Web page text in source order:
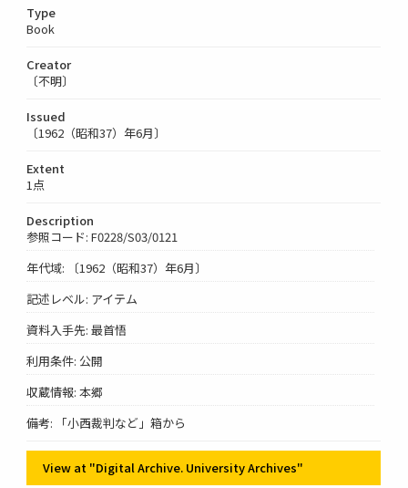
Type
Book
Creator
〔不明〕
Issued
〔1962（昭和37）年6月〕
Extent
1点
Description
参照コード: F0228/S03/0121
年代域: 〔1962（昭和37）年6月〕
記述レベル: アイテム
資料入手先: 最首悟
利用条件: 公開
収蔵情報: 本郷
備考: 「小西裁判など」箱から
View at "Digital Archive. University Archives"